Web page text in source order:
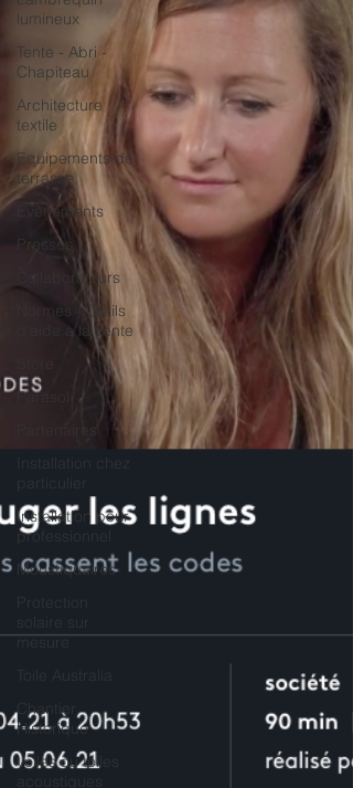
lumineux
Tente - Abri -
Chapiteau
Architecture
textile
Equipements de
terrasse
Evénements
Presses
Collaborateurs
Normes - Outils
d'aide à la vente
Parasol
Installation chez
particulier
Installation pour
professionnel
Moustiquaires
Protection
solaire sur
mesure
Toile Australia
Chantier
Historique
voiles ou toiles